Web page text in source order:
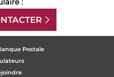
:
Postale